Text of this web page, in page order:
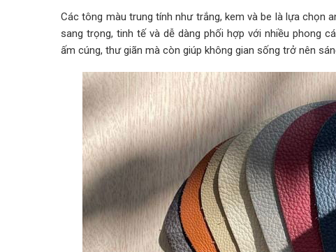
Các tông màu trung tính như trắng, kem và be là lựa chọn
sang trọng, tinh tế và dễ dàng phối hợp với nhiều phong
ấm cúng, thư giãn mà còn giúp không gian sống trở nên